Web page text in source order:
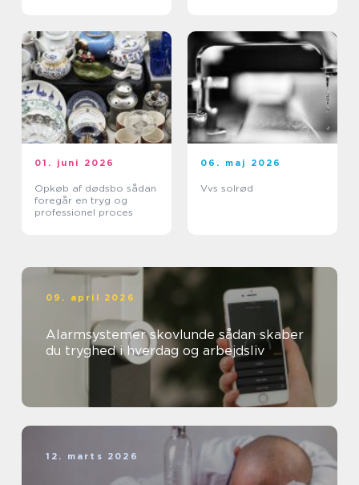
01. juni 2026
Opkøb af dødsbo sådan
foregår en tryg og
professionel proces
06. maj 2026
Vvs solrød
09. april 2026
Alarmsystemer skovlunde sådan skaber
du tryghed i hverdag og arbejdsliv
12. marts 2026